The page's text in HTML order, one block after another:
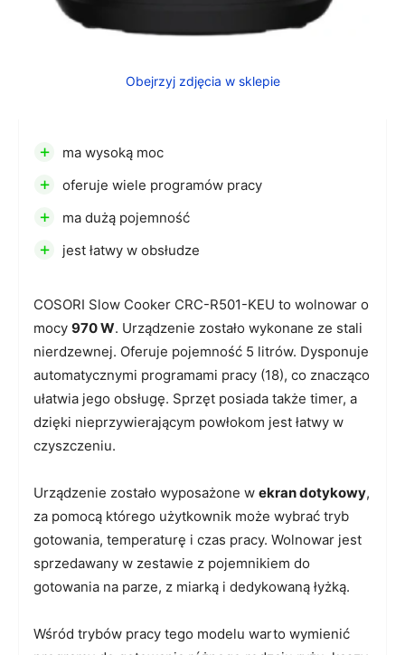
Obejrzyj zdjęcia w sklepie
COSORI Slow Cooker CRC-R501-KEU to wolnowar o
mocy 970 W. Urządzenie zostało wykonane ze stali
nierdzewnej. Oferuje pojemność 5 litrów. Dysponuje
automatycznymi programami pracy (18), co znacząco
ułatwia jego obsługę. Sprzęt posiada także timer, a
dzięki nieprzywierającym powłokom jest łatwy w
czyszczeniu.
Urządzenie zostało wyposażone w ekran dotykowy,
za pomocą którego użytkownik może wybrać tryb
gotowania, temperaturę i czas pracy. Wolnowar jest
sprzedawany w zestawie z pojemnikiem do
gotowania na parze, z miarką i dedykowaną łyżką.
Wśród trybów pracy tego modelu warto wymienić
+ ma wysoką moc
+ oferuje wiele programów pracy
+ ma dużą pojemność
+ jest łatwy w obsłudze